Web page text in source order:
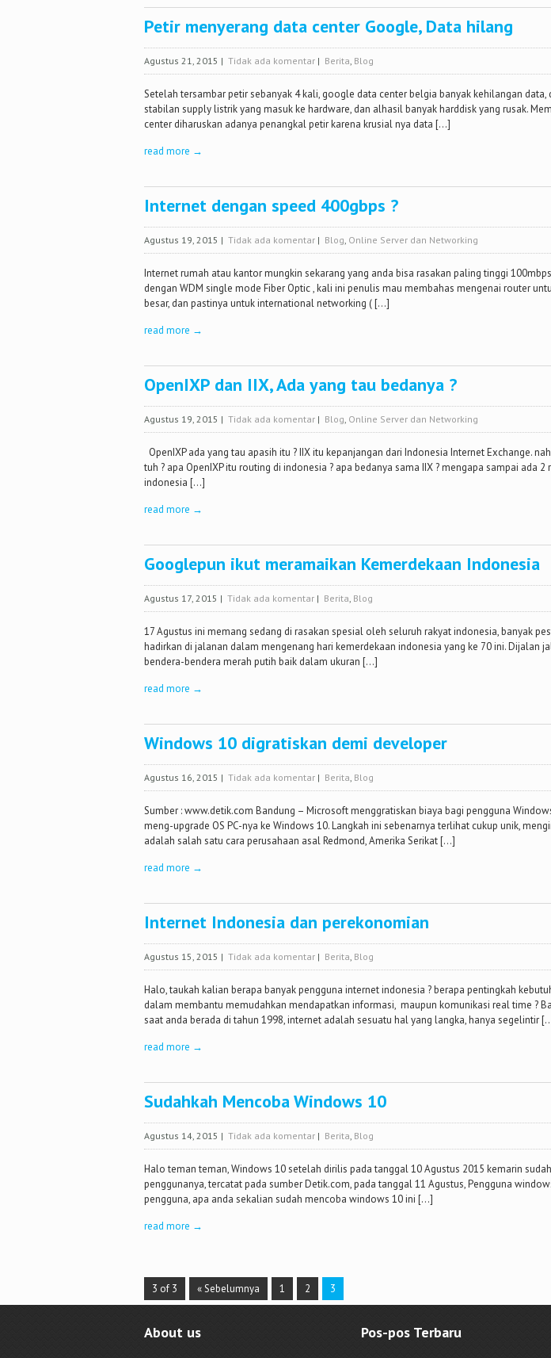
Petir menyerang data center Google, Data hilang
Agustus 21, 2015 | Tidak ada komentar | Berita Blog
Setelah tersambar petir sebanyak 4 kali, google data center belgia banyak kehilangan data,
stabilan supply listrik yang masuk ke hardware, dan alhasil banyak harddisk yang rusak.
center diharuskan adanya penangkal petir karena krusial nya data […]
read more →
Internet dengan speed 400gbps ?
Agustus 19, 2015 | Tidak ada komentar | Blog Online Server dan Networking
Internet rumah atau kantor mungkin sekarang yang anda bisa rasakan paling tinggi
dengan WDM single mode Fiber Optic , kali ini penulis mau membahas mengenai router
besar, dan pastinya untuk international networking ( […]
read more →
OpenIXP dan IIX, Ada yang tau bedanya ?
Agustus 19, 2015 | Tidak ada komentar | Blog Online Server dan Networking
OpenIXP ada yang tau apasih itu ? IIX itu kepanjangan dari Indonesia Internet Exchange.
tuh ? apa OpenIXP itu routing di indonesia ? apa bedanya sama IIX ? mengapa sampai ada 2
indonesia […]
read more →
Googlepun ikut meramaikan Kemerdekaan Indonesia
Agustus 17, 2015 | Tidak ada komentar | Berita Blog
17 Agustus ini memang sedang di rasakan spesial oleh seluruh rakyat indonesia, banyak
hadirkan di jalanan dalam mengenang hari kemerdekaan indonesia yang ke 70 ini. Dijalan
bendera-bendera merah putih baik dalam ukuran […]
read more →
Windows 10 digratiskan demi developer
Agustus 16, 2015 | Tidak ada komentar | Berita Blog
Sumber : www.detik.com Bandung – Microsoft menggratiskan biaya bagi pengguna
meng-upgrade OS PC-nya ke Windows 10. Langkah ini sebenarnya terlihat cukup unik,
adalah salah satu cara perusahaan asal Redmond, Amerika Serikat […]
read more →
Internet Indonesia dan perekonomian
Agustus 15, 2015 | Tidak ada komentar | Berita Blog
Halo, taukah kalian berapa banyak pengguna internet indonesia ? berapa pentingkah
dalam membantu memudahkan mendapatkan informasi, maupun komunikasi real time ?
saat anda berada di tahun 1998, internet adalah sesuatu hal yang langka, hanya segelintir
read more →
Sudahkah Mencoba Windows 10
Agustus 14, 2015 | Tidak ada komentar | Berita Blog
Halo teman teman, Windows 10 setelah dirilis pada tanggal 10 Agustus 2015 kemarin
penggunanya, tercatat pada sumber Detik.com, pada tanggal 11 Agustus, Pengguna
pengguna, apa anda sekalian sudah mencoba windows 10 ini […]
read more →
3 of 3 « Sebelumnya 1 2 3
About us Pos-pos Terbaru